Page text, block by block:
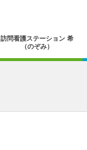
訪問看護ステーション 希
（のぞみ）